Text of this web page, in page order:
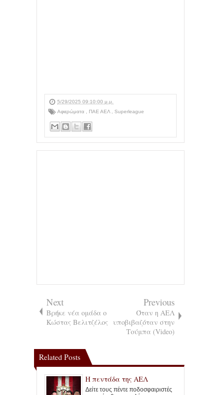
5/29/2025 09:10:00 μ.μ.
Αφιερώματα , ΠΑΕ ΑΕΛ , Superleague
Next
Βρήκε νέα ομάδα ο
Κώστας Βελιτζέλος
Previous
Όταν η ΑΕΛ
υποβιβαζόταν στην
Τούμπα (Video)
Related Posts
Η πεντάδα της ΑΕΛ
Δείτε τους πέντε ποδοσφαιριστές